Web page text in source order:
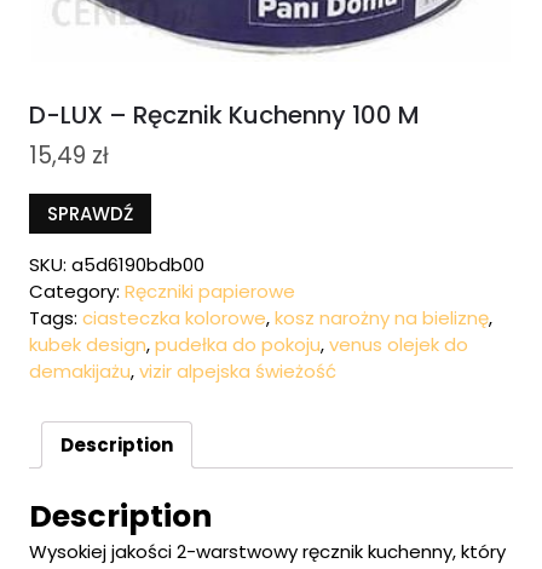
D-LUX – Ręcznik Kuchenny 100 M
15,49 zł
SPRAWDŹ
SKU: a5d6190bdb00
Category: Ręczniki papierowe
Tags: ciasteczka kolorowe,kosz narożny na bieliznę,
kubek design,pudełka do pokoju,venus olejek do
demakijażu,vizir alpejska świeżość
Description
Description
Wysokiej jakości 2-warstwowy ręcznik kuchenny, który